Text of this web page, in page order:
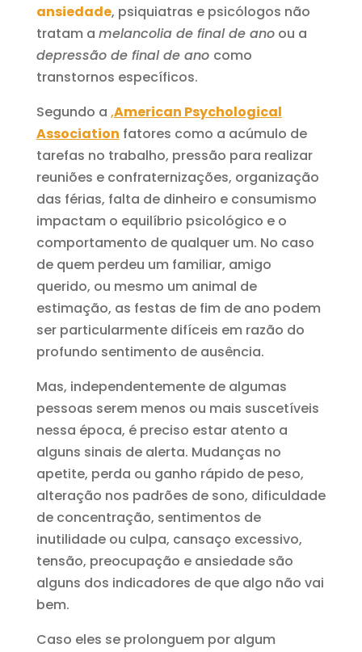
ansiedade, psiquiatras e psicólogos não
tratam a melancolia de final de anoou a
depressão de final de ano como
transtornos específicos.
Segundo a ,American Psychological
Association fatores como a acúmulo de
tarefas no trabalho, pressão para realizar
reuniões e confraternizações, organização
das férias, falta de dinheiro e consumismo
impactam o equilíbrio psicológico e o
comportamento de qualquer um. No caso
de quem perdeu um familiar, amigo
querido, ou mesmo um animal de
estimação, as festas de fim de ano podem
ser particularmente difíceis em razão do
profundo sentimento de ausência.
Mas, independentemente de algumas
pessoas serem menos ou mais suscetíveis
nessa época, é preciso estar atento a
alguns sinais de alerta. Mudanças no
apetite, perda ou ganho rápido de peso,
alteração nos padrões de sono, dificuldade
de concentração, sentimentos de
inutilidade ou culpa, cansaço excessivo,
tensão, preocupação e ansiedade são
alguns dos indicadores de que algo não vai
bem.
Caso eles se prolonguem por algum